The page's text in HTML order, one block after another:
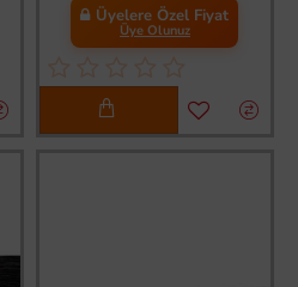
Üyelere Özel Fiyat
Üye Olunuz